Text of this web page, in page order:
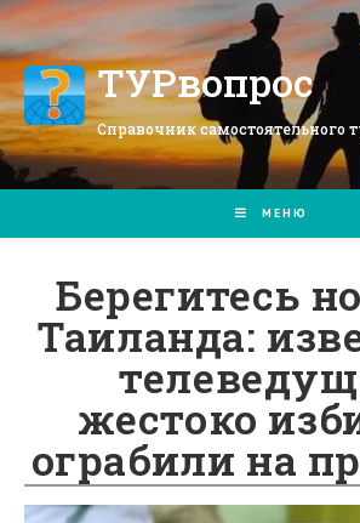
Перейти
к
содержимомуТУРвопрос
Справочник самостоятельного
МЕНЮ
Берегитесь
Таиланда:
жестоко
ограбили на